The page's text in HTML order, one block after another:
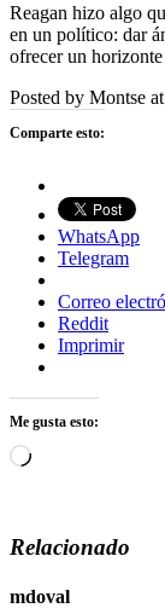
Reagan hizo algo
en un político: dar
ofrecer un
Posted by Montse at
Comparte esto:
WhatsApp
Telegram
Correo
Reddit
Imprimir
Me gusta esto:
Cargando...
Relacionado
mdoval